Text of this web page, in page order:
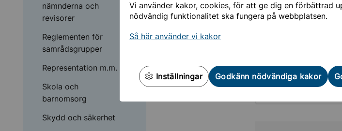
Vi använder kakor, cookies, för att ge dig en förbättrad
nödvändig funktionalitet ska fungera på webbplatsen.
Så här använder vi kakor
Inställningar Godkänn nödvändiga kakor
nämnderna och
revisorer
Reglementen för
samrådsgrupper
Representation m.m.
Skola och
barnomsorg
Skydd och säkerhet
Ägardirektiv för
Ägardirektiv för